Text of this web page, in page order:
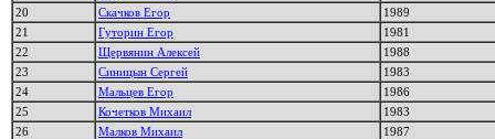
20
Скачков Егор
1989
21
Гуторин Егор
1981
22
Щервянин Алексей
1988
23
Синицын Сергей
1983
24
Мальцев Егор
1986
25
Кочетков Михаил
1983
26
Малков Михаил
1987